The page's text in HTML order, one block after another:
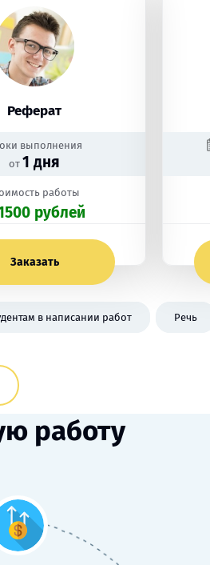
Реферат
выполнения
от 1 дня
работы
рублей
Заказать
в написании работ Речь
работу